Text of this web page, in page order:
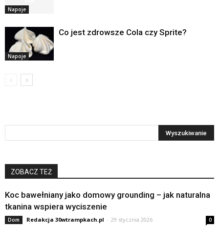
Napoje
Napoje
Co jest zdrowsze Cola czy Sprite?
ZOBACZ TEŻ
Koc bawełniany jako domowy grounding – jak naturalna
tkanina wspiera wyciszenie
Dom Redakcja 30wtrampkach.pl - 29 stycznia 2026 0